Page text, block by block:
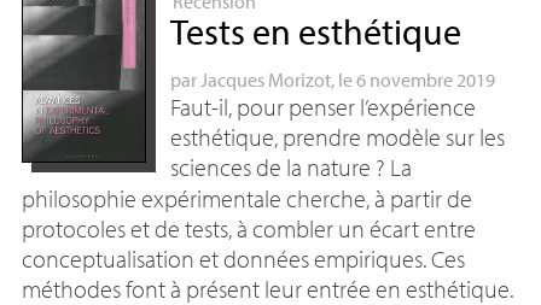
Tests en esthétique
parJacques Morizot, le 6 novembre 2019
Faut-il, pour penser l’expérience
esthétique, prendre modèle sur les
sciences de la nature ? La
philosophie expérimentale cherche, à partir de
protocoles et de tests, à combler un écart entre
conceptualisation et données empiriques. Ces
méthodes font à présent leur entrée en esthétique.